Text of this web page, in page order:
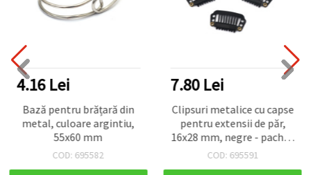
4.16 Lei
Bază pentru brățară din
metal, culoare argintiu,
55x60 mm
COD: 695582
7.80 Lei
Clipsuri metalice cu capse
pentru extensii de păr,
16x28 mm, negre - pachet
de 10
COD: 695591